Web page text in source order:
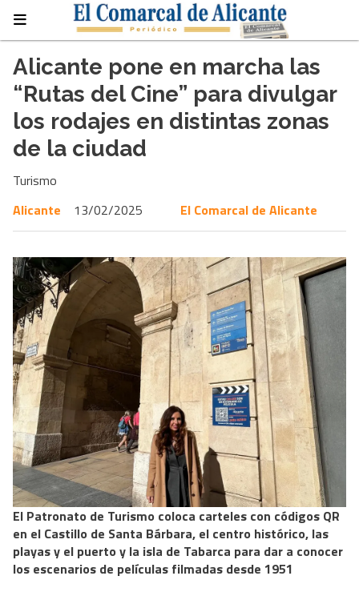
Alicante pone en marcha las
“Rutas del Cine” para divulgar
los rodajes en distintas zonas
de la ciudad
Turismo
Alicante
13/02/2025 El Comarcal de Alicante
El Patronato de Turismo coloca carteles con códigos QR
en el Castillo de Santa Bárbara, el centro histórico, las
playas y el puerto y la isla de Tabarca para dar a conocer
los escenarios de películas filmadas desde 1951